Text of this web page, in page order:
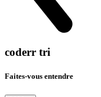
coderr tri
Faites-vous entendre